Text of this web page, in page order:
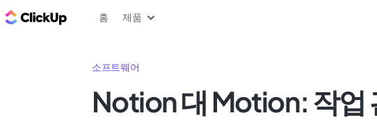
ClickUp 블로그
홈 제품
소프트웨어
Notion 대 Motion: 작업